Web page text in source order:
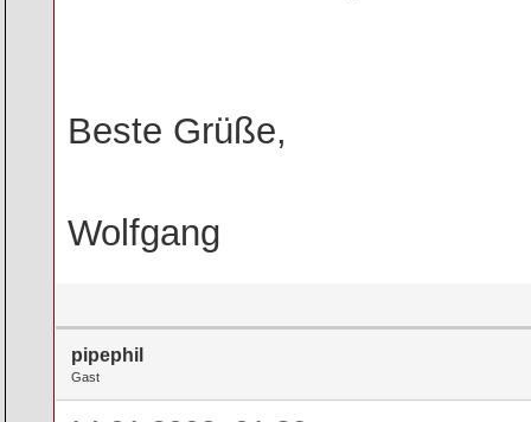
Beste Grüße,
Wolfgang
pipephil
Gast